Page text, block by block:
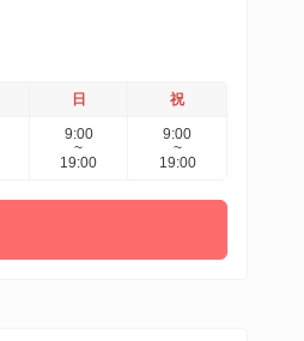
日 祝
9:00
~
19:00
9:00
~
19:00